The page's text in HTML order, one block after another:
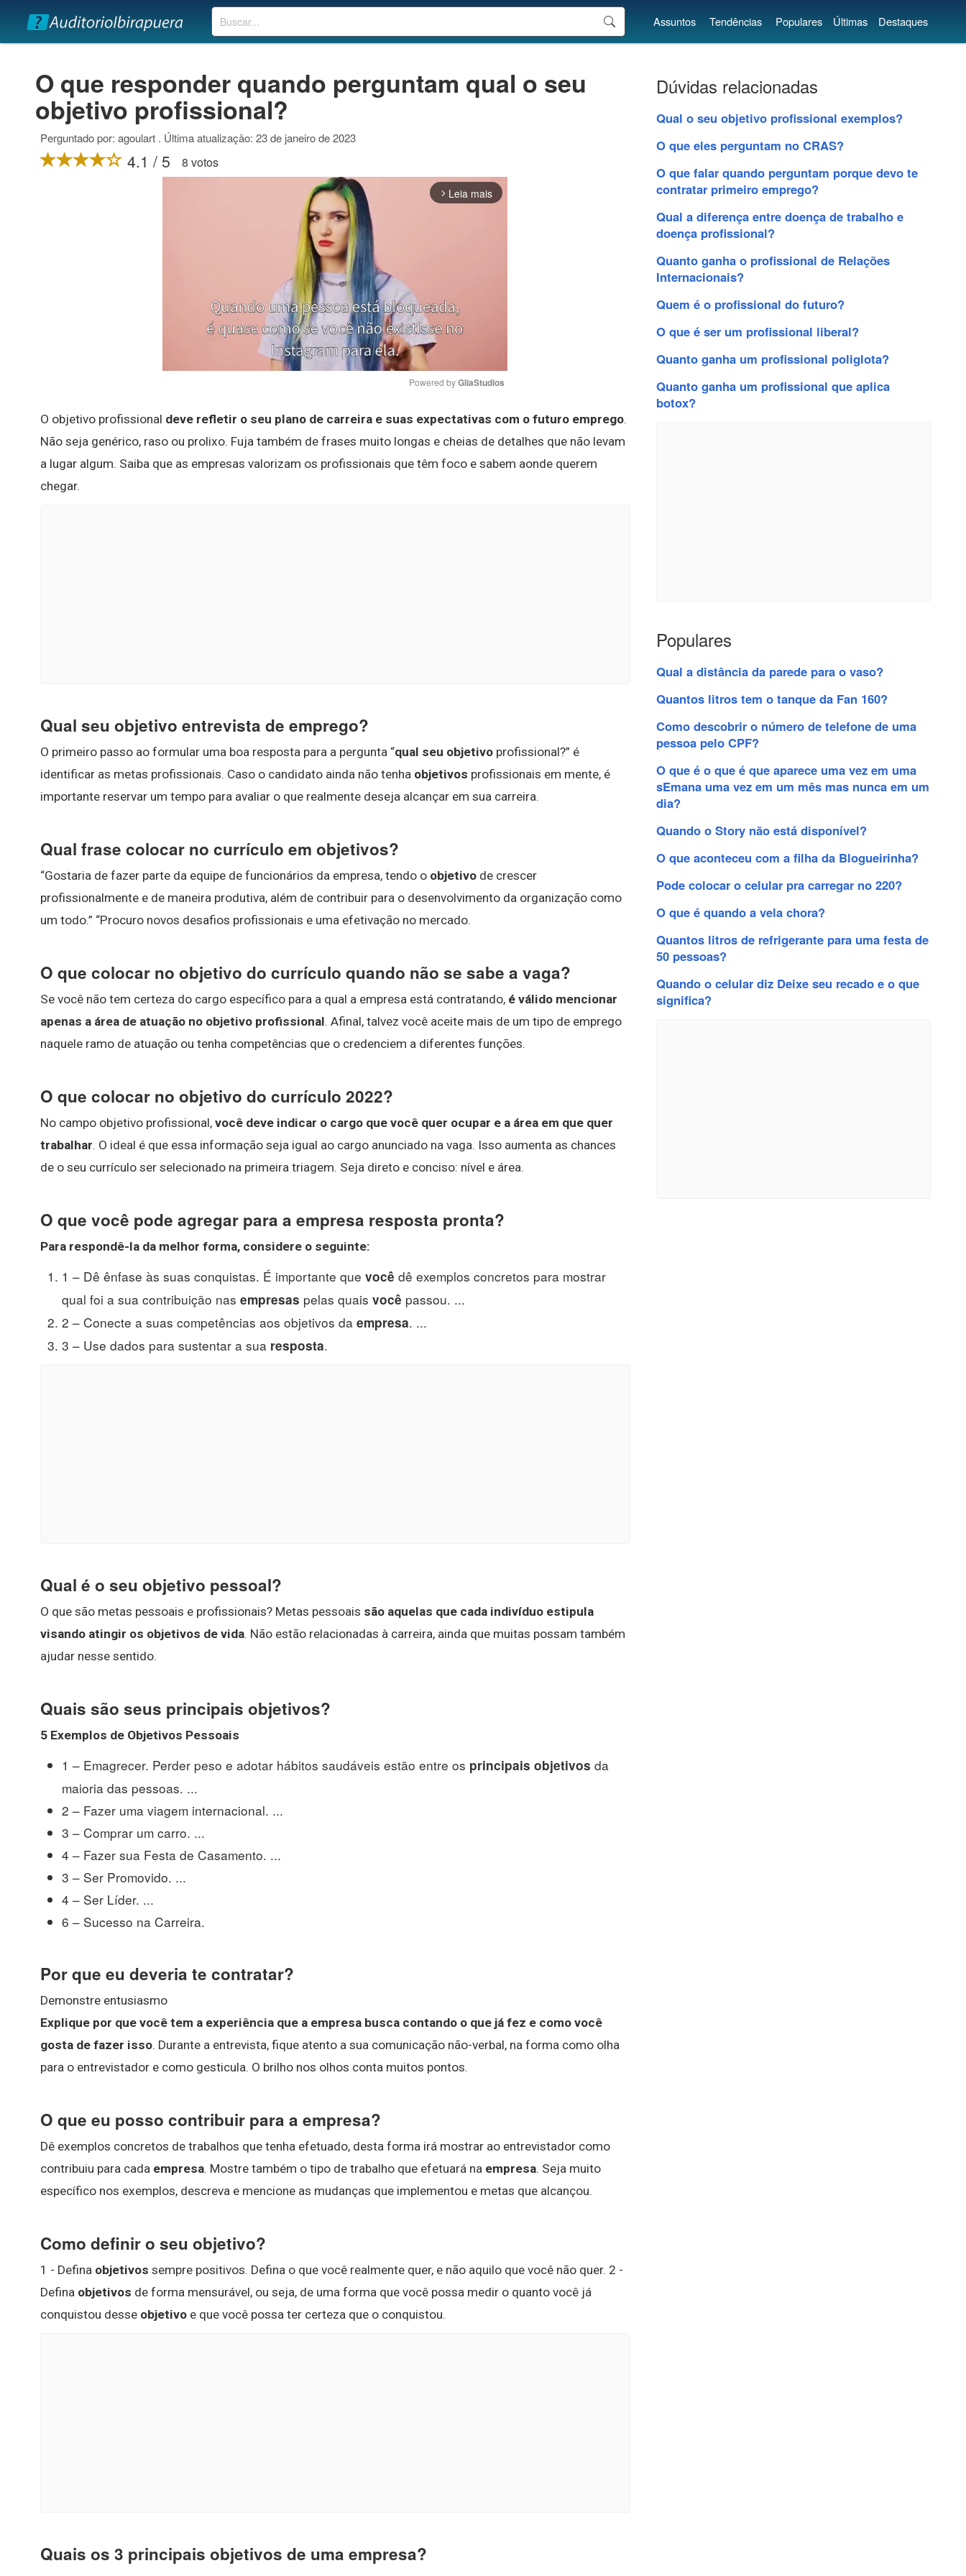
Buscar Assuntos Tendências Populares Últimas Destaques
O que responder quando perguntam qual o seu
objetivo profissional?
Perguntado por: agoulart . Última atualização: 23 de janeiro de 2023
4.1 / 5 8 votos
arrow_forward_ios Leia mais
Mute
Powered by GliaStudios
O objetivo profissional deve refletir o seu plano de carreira e suas expectativas com o futuro emprego.
Não seja genérico, raso ou prolixo. Fuja também de frases muito longas e cheias de detalhes que não levam
a lugar algum. Saiba que as empresas valorizam os profissionais que têm foco e sabem aonde querem
chegar.
Qual seu objetivo entrevista de emprego?
O primeiro passo ao formular uma boa resposta para a pergunta “qual seu objetivo profissional?” é
identificar as metas profissionais. Caso o candidato ainda não tenha objetivos profissionais em mente, é
importante reservar um tempo para avaliar o que realmente deseja alcançar em sua carreira.
Qual frase colocar no currículo em objetivos?
“Gostaria de fazer parte da equipe de funcionários da empresa, tendo o objetivo de crescer
profissionalmente e de maneira produtiva, além de contribuir para o desenvolvimento da organização como
um todo.” “Procuro novos desafios profissionais e uma efetivação no mercado.
O que colocar no objetivo do currículo quando não se sabe a vaga?
Se você não tem certeza do cargo específico para a qual a empresa está contratando, é válido mencionar
apenas a área de atuação no objetivo profissional. Afinal, talvez você aceite mais de um tipo de emprego
naquele ramo de atuação ou tenha competências que o credenciem a diferentes funções.
O que colocar no objetivo do currículo 2022?
No campo objetivo profissional, você deve indicar o cargo que você quer ocupar e a área em que quer
trabalhar. O ideal é que essa informação seja igual ao cargo anunciado na vaga. Isso aumenta as chances
de o seu currículo ser selecionado na primeira triagem. Seja direto e conciso: nível e área.
O que você pode agregar para a empresa resposta pronta?
Para respondê-la da melhor forma, considere o seguinte:
1 – Dê ênfase às suas conquistas. É importante que você dê exemplos concretos para mostrar
qual foi a sua contribuição nas empresas pelas quais você passou. ...
2 – Conecte a suas competências aos objetivos da empresa. ...
3 – Use dados para sustentar a sua resposta.
Qual é o seu objetivo pessoal?
O que são metas pessoais e profissionais? Metas pessoais são aquelas que cada indivíduo estipula
visando atingir os objetivos de vida. Não estão relacionadas à carreira, ainda que muitas possam também
ajudar nesse sentido.
Quais são seus principais objetivos?
5 Exemplos de Objetivos Pessoais
1 – Emagrecer. Perder peso e adotar hábitos saudáveis estão entre os principais objetivos da
maioria das pessoas. ...
2 – Fazer uma viagem internacional. ...
3 – Comprar um carro. ...
4 – Fazer sua Festa de Casamento. ...
3 – Ser Promovido. ...
4 – Ser Líder. ...
6 – Sucesso na Carreira.
Por que eu deveria te contratar?
Demonstre entusiasmo
Explique por que você tem a experiência que a empresa busca contando o que já fez e como você
gosta de fazer isso. Durante a entrevista, fique atento a sua comunicação não-verbal, na forma como olha
para o entrevistador e como gesticula. O brilho nos olhos conta muitos pontos.
O que eu posso contribuir para a empresa?
Dê exemplos concretos de trabalhos que tenha efetuado, desta forma irá mostrar ao entrevistador como
contribuiu para cada empresa. Mostre também o tipo de trabalho que efetuará na empresa. Seja muito
específico nos exemplos, descreva e mencione as mudanças que implementou e metas que alcançou.
Como definir o seu objetivo?
1 - Defina objetivos sempre positivos. Defina o que você realmente quer, e não aquilo que você não quer. 2 -
Defina objetivos de forma mensurável, ou seja, de uma forma que você possa medir o quanto você já
conquistou desse objetivo e que você possa ter certeza que o conquistou.
Quais os 3 principais objetivos de uma empresa?
Dúvidas relacionadas
Qual o seu objetivo profissional exemplos?
O que eles perguntam no CRAS?
O que falar quando perguntam porque devo te
contratar primeiro emprego?
Qual a diferença entre doença de trabalho e
doença profissional?
Quanto ganha o profissional de Relações
Internacionais?
Quem é o profissional do futuro?
O que é ser um profissional liberal?
Quanto ganha um profissional poliglota?
Quanto ganha um profissional que aplica
botox?
Populares
Qual a distância da parede para o vaso?
Quantos litros tem o tanque da Fan 160?
Como descobrir o número de telefone de uma
pessoa pelo CPF?
O que é o que é que aparece uma vez em uma
sEmana uma vez em um mês mas nunca em um
dia?
Quando o Story não está disponível?
O que aconteceu com a filha da Blogueirinha?
Pode colocar o celular pra carregar no 220?
O que é quando a vela chora?
Quantos litros de refrigerante para uma festa de
50 pessoas?
Quando o celular diz Deixe seu recado e o que
significa?